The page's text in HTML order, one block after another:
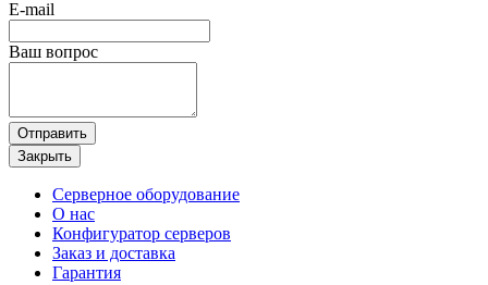
E-mail
Ваш вопрос
Отправить
Закрыть
Серверное оборудование
О нас
Конфигуратор серверов
Заказ и доставка
Гарантия